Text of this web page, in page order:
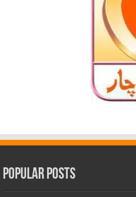
Popular Posts